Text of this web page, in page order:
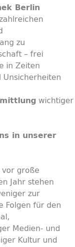
Berlin
zu
– frei
in Zeiten
wichtiger
in unserer
große
Jahr stehen
zur
Folgen für den
Medien- und
Kultur und